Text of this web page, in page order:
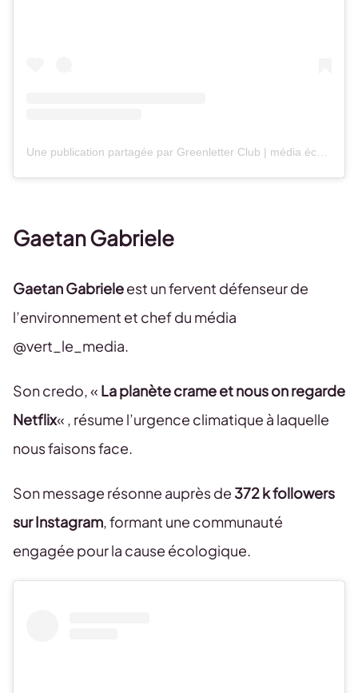
Gaetan Gabriele
Gaetan Gabrieleest un fervent défenseur de
l’environnement et chef du média
@vert_le_media.
Son credo, « La planète crame et nous on regarde
Netflix« , résume l’urgence climatique à laquelle
nous faisons face.
Son message résonne auprès de 372 k followers
sur Instagram, formant une communauté
engagée pour la cause écologique.